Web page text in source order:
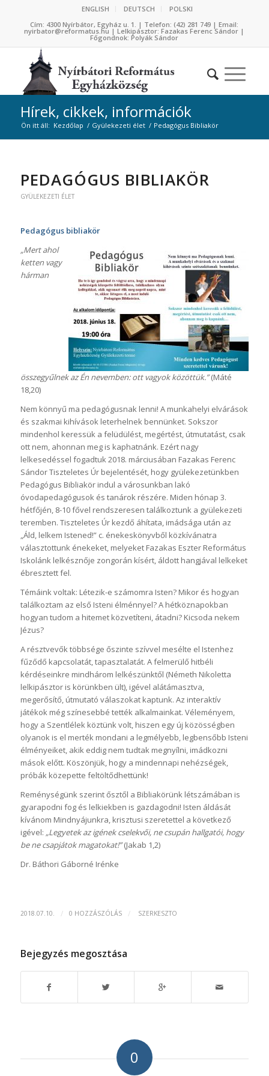
ENGLISH DEUTSCH
POLSKI
Cím: 4300 Nyírbátor, Egyház u. 1. | Telefon: (42) 281 749 | Email:
nyirbator@reformatus.hu | Lelkipásztor: Fazakas Ferenc Sándor |
Főgondnok: Polyák Sándor
Hírek, cikkek, információk
Ön itt áll: Kezdőlap / Gyülekezeti élet / Pedagógus Bibliakör
PEDAGÓGUS BIBLIAKÖR
GYÜLEKEZETI ÉLET
Pedagógus bibliakör
„Mert ahol
ketten vagy
hárman
összegyűlnek azÉn nevemben: ott vagyok közöttük.”(Máté
18,20)
Nem könnyű ma pedagógusnak lenni! A munkahelyi elvárások
és szakmai kihívások leterhelnek bennünket. Sokszor
mindenhol keressük a felüdülést, megértést, útmutatást, csak
ott nem, ahonnan meg is kaphatnánk. Ezért nagy
lelkesedéssel fogadtuk 2018. márciusában Fazakas Ferenc
Sándor Tiszteletes Úr bejelentését, hogy gyülekezetünkben
Pedagógus Bibliakör indul a városunkban lakó
óvodapedagógusok és tanárok részére. Miden hónap 3.
hétfőjén, 8-10 fővel rendszeresen találkoztunk a gyülekezeti
teremben. Tiszteletes Úr kezdő áhítata, imádsága után az
„Áld, lelkem Istened!” c. énekeskönyvből közkívánatra
választottunk énekeket, melyeket Fazakas Eszter Református
Iskolánk lelkésznője zongorán kísért, áldott hangjával lelkeket
ébresztett fel.
Témáink voltak: Létezik-e számomra Isten? Mikor és hogyan
találkoztam az első Isteni élménnyel? A hétköznapokban
hogyan tudom a hitemet közvetíteni, átadni? Kicsoda nekem
Jézus?
A résztvevők többsége őszinte szívvel mesélte el Istenhez
fűződő kapcsolatát, tapasztalatát. A felmerülő hitbéli
kérdéseinkre mindhárom lelkészünktől (Németh Nikoletta
lelkipásztor is körünkben ült), igével alátámasztva,
megerősítő, útmutató válaszokat kaptunk. Az interaktív
játékok még színesebbé tették alkalmainkat. Véleményem,
hogy a Szentlélek köztünk volt, hiszen egy új közösségben
olyanok is el merték mondani a legmélyebb, legbensőbb Isteni
élményeiket, akik eddig nem tudtak megnyílni, imádkozni
mások előtt. Köszönjük, hogy a mindennapi nehézségek,
próbák közepette feltöltődhettünk!
Reménységünk szerint ősztől a Bibliakörünk létszámában is
gyarapodni fog és lelkiekben is gazdagodni! Isten áldását
kívánom Mindnyájunkra, krisztusi szeretettel a következő
igével: „Legyetek az igének cselekvői, ne csupán hallgatói, hogy
be ne csapjátok magatokat!”(Jakab 1,2)
Dr. Báthori Gáborné Irénke
2018.07.10. / 0 HOZZÁSZÓLÁS / SZERKESZTO
Bejegyzés megosztása
0